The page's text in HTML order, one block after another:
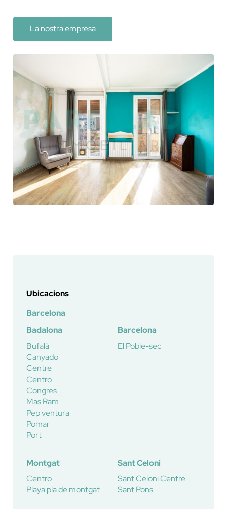
La nostra empresa
Ubicacions
Barcelona
Badalona
Bufalà
Canyado
Centre
Centro
Congres
Mas Ram
Pep ventura
Pomar
Port
Barcelona
El Poble-sec
Montgat
Centro
Playa pla de montgat
Sant Celoni
Sant Celoni Centre-
Sant Pons